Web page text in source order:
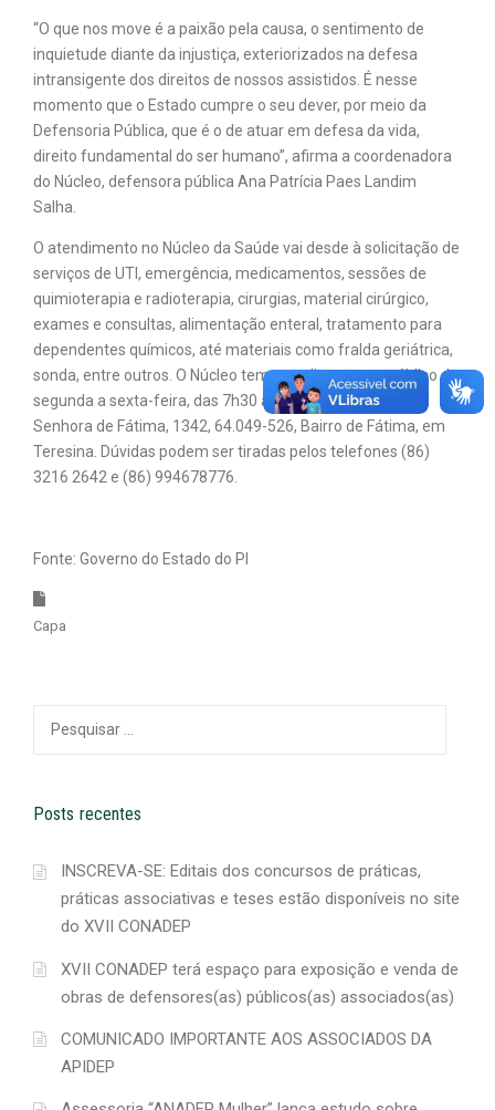
“O que nos move é a paixão pela causa, o sentimento de
inquietude diante da injustiça, exteriorizados na defesa
intransigente dos direitos de nossos assistidos. É nesse
momento que o Estado cumpre o seu dever, por meio da
Defensoria Pública, que é o de atuar em defesa da vida,
direito fundamental do ser humano”, afirma a coordenadora
do Núcleo, defensora pública Ana Patrícia Paes Landim
Salha.
O atendimento no Núcleo da Saúde vai desde à solicitação de
serviços de UTI, emergência, medicamentos, sessões de
quimioterapia e radioterapia, cirurgias, material cirúrgico,
exames e consultas, alimentação enteral, tratamento para
dependentes químicos, até materiais como fralda geriátrica,
sonda, entre outros. O Núcleo tem atendimento ao público de
segunda a sexta-feira, das 7h30 às 13h30, na Av. Nossa
Senhora de Fátima, 1342, 64.049-526, Bairro de Fátima, em
Teresina. Dúvidas podem ser tiradas pelos telefones (86)
3216 2642 e (86) 994678776.
Fonte: Governo do Estado do PI
Capa
por:
Posts recentes
INSCREVA-SE: Editais dos concursos de práticas,
práticas associativas e teses estão disponíveis no site
do XVII CONADEP
XVII CONADEP terá espaço para exposição e venda de
obras de defensores(as) públicos(as) associados(as)
COMUNICADO IMPORTANTE AOS ASSOCIADOS DA
APIDEP